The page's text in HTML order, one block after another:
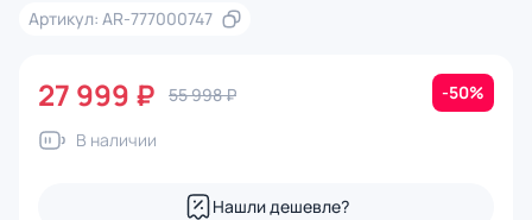
Артикул: AR-777000747
27 999 ₽ 55 998 ₽ -50%
В наличии
Нашли дешевле?